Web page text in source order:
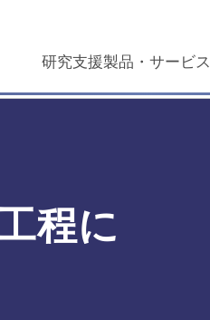
研究支援製品・サービス
程に